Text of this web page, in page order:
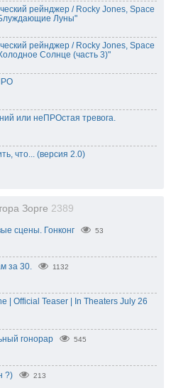
рейнджер / Rocky Jones, Space
Луны"
рейнджер / Rocky Jones, Space
Солнце (часть 3)"
или неПРОстая тревога.
что... (версия 2.0)
Зорге 2389
сцены. Гонконг 53
за 30. 1132
| Official Teaser | In Theaters July 26
гонорар 545
?) 213